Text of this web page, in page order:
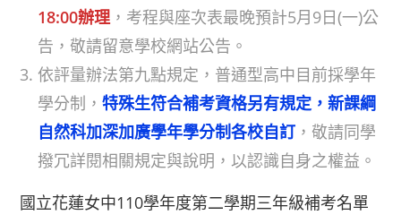
18:00辦理，考程與座次表最晚預計5月9日(一)公
告，敬請留意學校網站公告。
依評量辦法第九點規定，普通型高中目前採學年
學分制，特殊生符合補考資格另有規定，新課綱
自然科加深加廣學年學分制各校自訂 ，敬請同學
撥冗詳閱相關規定與說明，以認識自身之權益。
國立花蓮女中110學年度第二學期三年級補考名單